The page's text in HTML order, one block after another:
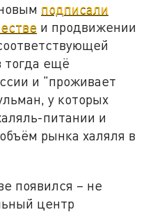
подписали
и продвижении
тогда ещё
и "проживает
у которых
питании и
рынка халяля в
появился – не
центр